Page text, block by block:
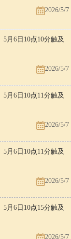
2026/5/7
月6日10点10分触及
2026/5/7
月6日10点11分触及
2026/5/7
月6日10点11分触及
2026/5/7
月6日10点15分触及
2026/5/7